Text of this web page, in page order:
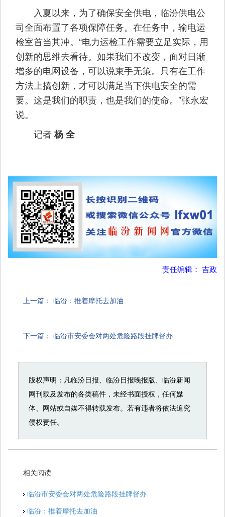
入夏以来，为了确保安全供电，临汾供电公
司全面布置了各项保障任务。在任务中，输电运
检室首当其冲。“电力运检工作需要立足实际，用
创新的思维去看待。如果我们不改变，面对日渐
增多的电网设备，可以说束手无策。只有在工作
方法上搞创新，才可以满足当下供电安全的需
要。这是我们的职责，也是我们的使命。”张永宏
说。
记者杨 全
责任编辑： 吉政
上一篇： 临汾：推着摩托去加油
下一篇： 临汾市安委会对两处危险路段挂牌督办
版权声明：凡临汾日报、临汾日报晚报版、临汾新闻
网刊载及发布的各类稿件，未经书面授权，任何媒
体、网站或自媒不得转载发布。若有违者将依法追究
侵权责任。
相关阅读
临汾市安委会对两处危险路段挂牌督办
临汾：推着摩托去加油